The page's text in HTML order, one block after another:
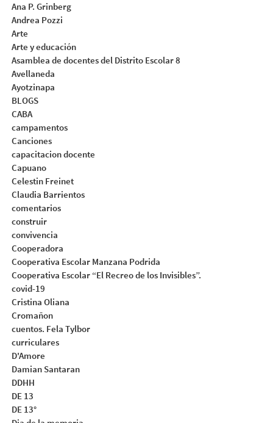
Ana P. Grinberg
Andrea Pozzi
Arte
Arte y educación
Asamblea de docentes del Distrito Escolar 8
Avellaneda
Ayotzinapa
BLOGS
CABA
campamentos
Canciones
capacitacion docente
Capuano
Celestin Freinet
Claudia Barrientos
comentarios
construir
convivencia
Cooperadora
Cooperativa Escolar Manzana Podrida
Cooperativa Escolar “El Recreo de los Invisibles”.
covid-19
Cristina Oliana
Cromañon
cuentos. Fela Tylbor
curriculares
D'Amore
Damian Santaran
DDHH
DE 13
DE 13°